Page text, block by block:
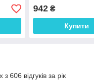
універсальна з
наконечниками
WP876PVF
942₴
Купити
606 відгуків за рік